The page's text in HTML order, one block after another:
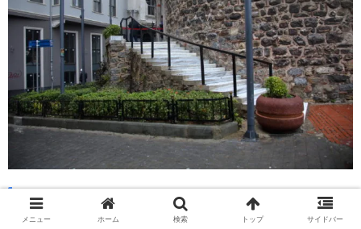
ガラタ塔から眺める雨のイスタンブール
メニュー ホーム 検索 トップ サイドバー